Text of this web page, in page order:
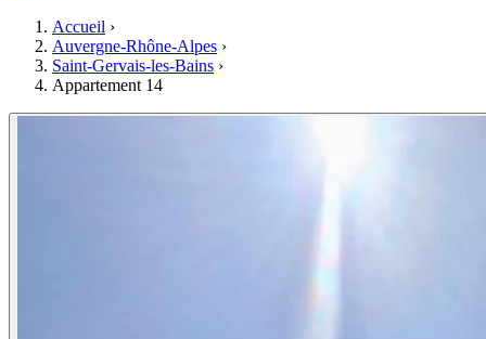
Accueil ›
Auvergne-Rhône-Alpes ›
Saint-Gervais-les-Bains ›
Appartement 14